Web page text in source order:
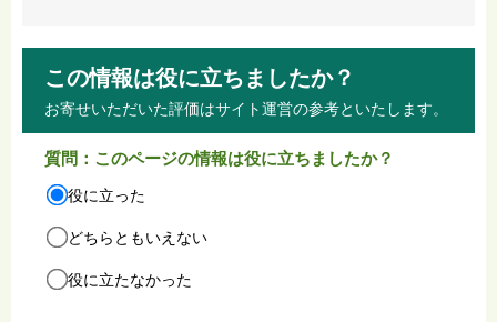
この情報は役に立ちましたか？
お寄せいただいた評価はサイト運営の参考といたします。
質問：このページの情報は役に立ちましたか？
役に立った
どちらともいえない
役に立たなかった